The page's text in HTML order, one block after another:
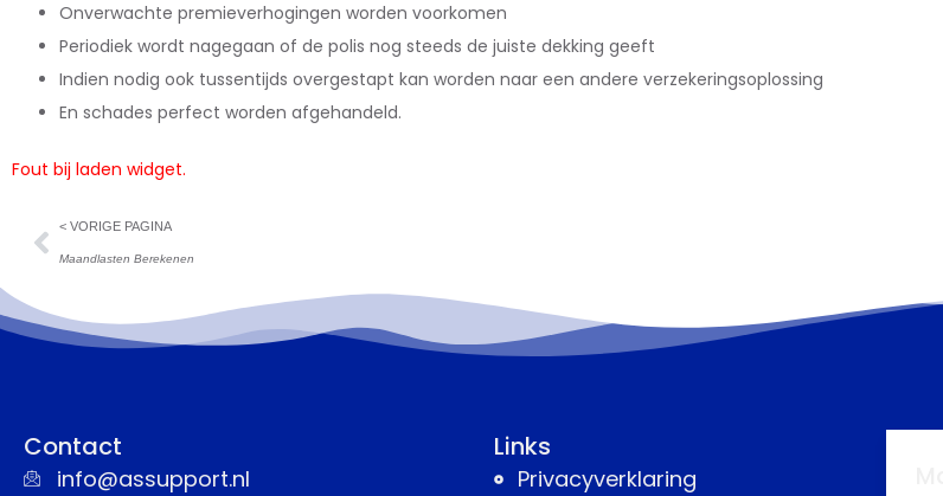
Onverwachte premieverhogingen worden voorkomen
Periodiek wordt nagegaan of de polis nog steeds de juiste dekking geeft
Indien nodig ook tussentijds overgestapt kan worden naar een andere verzekeringsoplossing
En schades perfect worden afgehandeld.
Fout bij laden widget.
< VORIGE PAGINA
Maandlasten Berekenen
Contact
info@assupport.nl
Links
Privacyverklaring